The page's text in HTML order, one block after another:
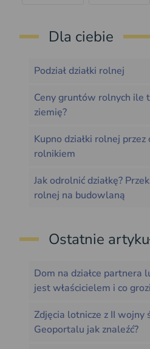
Dla ciebie
Podział działki rolnej
Ceny gruntów rolnych ile
ziemię?
Kupno działki rolnej
rolnikiem
Jak odrolnić działkę?
rolnej na budowlaną
Ostatnie
Dom na działce partnera
jest właścicielem i co
Zdjęcia lotnicze z II
Geoportalu jak znaleźć?